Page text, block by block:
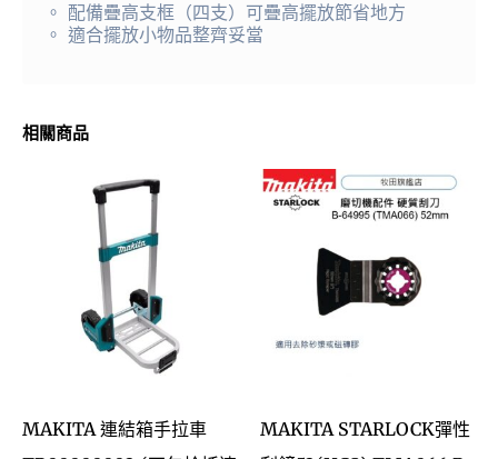
。 配備疊高支框（四支）可疊高擺放節省地方
。 適合擺放小物品整齊妥當
相關商品
MAKITA 連結箱手拉車
MAKITA STARLOCK彈性